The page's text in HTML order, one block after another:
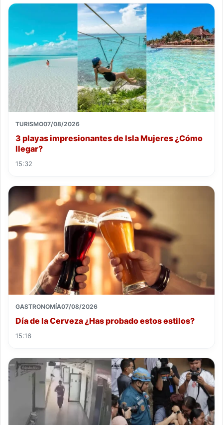
TURISMO07/08/2026
3 playas impresionantes de Isla Mujeres ¿Cómo
llegar?
15:32
GASTRONOMÍA07/08/2026
Día de la Cerveza ¿Has probado estos estilos?
15:16